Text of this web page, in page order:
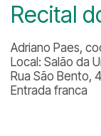
Recital
Adriano Paes,
Local: Salão da
Rua São Bento,
Entrada franca